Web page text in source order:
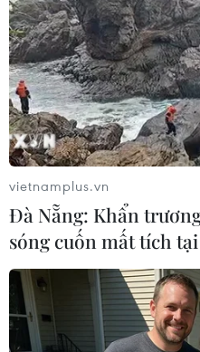
#Chủ tịch Nestlé Paul Bulcke
#Laurent Freixe
Theo dõi VietnamPlus
vietnamplus.vn
Đà Nẵng: Khẩn
sóng cuốn mất tích